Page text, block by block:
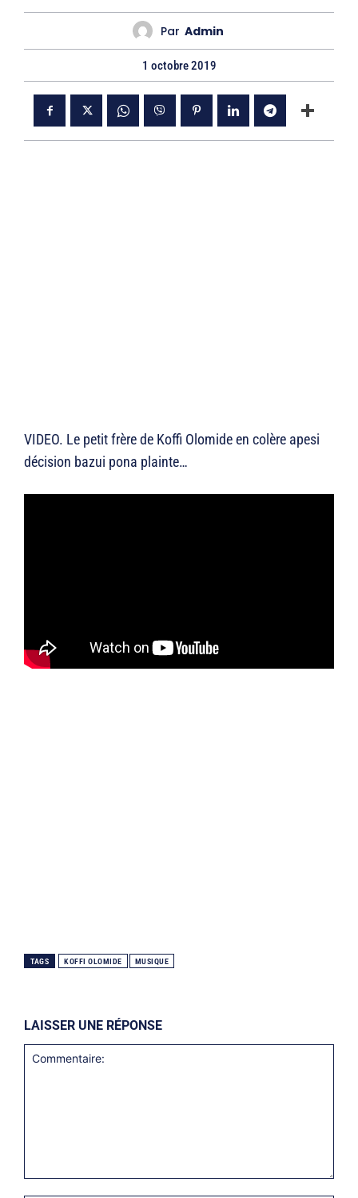
Par Admin
1 octobre 2019
VIDEO. Le petit frère de Koffi Olomide en colère apesi
décision bazui pona plainte…
TAGS KOFFI OLOMIDE MUSIQUE
LAISSER UNE RÉPONSE